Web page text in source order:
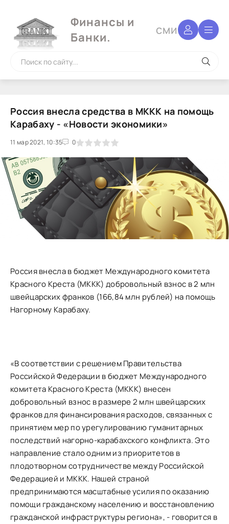
Финансы и
Банки.
сми
Россия внесла средства в МККК на помощь
Карабаху - «Новости экономики»
11 мар 2021, 10:35 0
1 2 3 4 5
Россия внесла в бюджет Международного комитета
Красного Креста (МККК) добровольный взнос в 2 млн
швейцарских франков (166,84 млн рублей) на помощь
Нагорному Карабаху.
«В соответствии с решением Правительства
Российской Федерации в бюджет Международного
комитета Красного Креста (МККК) внесен
добровольный взнос в размере 2 млн швейцарских
франков для финансирования расходов, связанных с
принятием мер по урегулированию гуманитарных
последствий нагорно-карабахского конфликта. Это
направление стало одним из приоритетов в
плодотворном сотрудничестве между Российской
Федерацией и МККК. Нашей страной
предпринимаются масштабные усилия по оказанию
помощи гражданскому населению и восстановлению
гражданской инфраструктуры региона», - говорится в